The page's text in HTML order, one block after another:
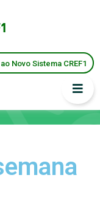
Novo Sistema CREF1